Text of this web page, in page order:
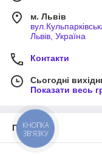
м. Львів
Львів, Україна
Контакти
Сьогодні
Показати весь
Про нас
КНОПКА
ЗВ'ЯЗКУ